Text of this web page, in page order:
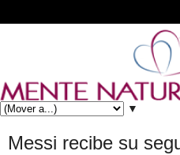
▼
Messi recibe su